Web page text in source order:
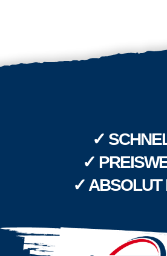
✓
✓
✓ ABSOLUT